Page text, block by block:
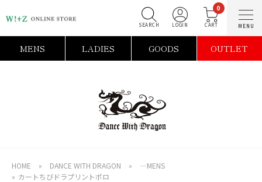
0
MENS LADIES GOODS OUTLET
HOME » DANCE WITH DRAGON »
―MENS
» カートちびドラプリントポロ